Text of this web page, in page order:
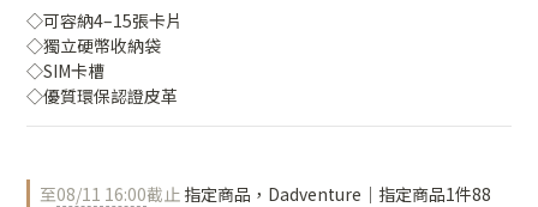
◇可容納4–15張卡片
◇獨立硬幣收納袋
◇SIM卡槽
◇優質環保認證皮革
至08/11 16:00截止 指定商品，Dadventure｜指定商品1件88